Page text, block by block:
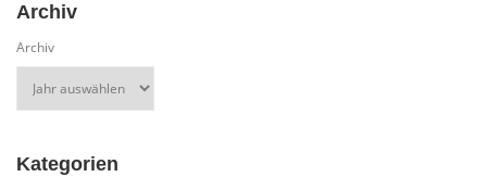
Archiv
Archiv
Kategorien